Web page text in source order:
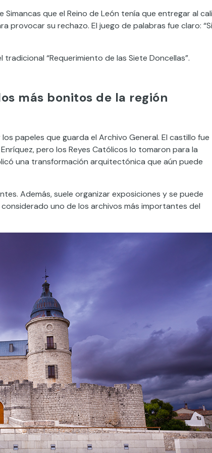
que el Reino de León tenía que entregar al
provocar su rechazo. El juego de palabras fue claro: “Si
“Requerimiento de las Siete Doncellas”.
más bonitos de la región
papeles que guarda el Archivo General. El castillo fue
pero los Reyes Católicos lo tomaron para la
una transformación arquitectónica que aún puede
Además, suele organizar exposiciones y se puede
uno de los archivos más importantes del